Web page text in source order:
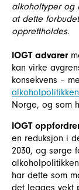
alkoholtyper og
at dette
opprettholdes.
IOGT advarer
kan virke
konsekvens –
alkoholpolitikken
Norge, og som
IOGT
en reduksjon i
2030, og sørge
har dette som
det legges vekt